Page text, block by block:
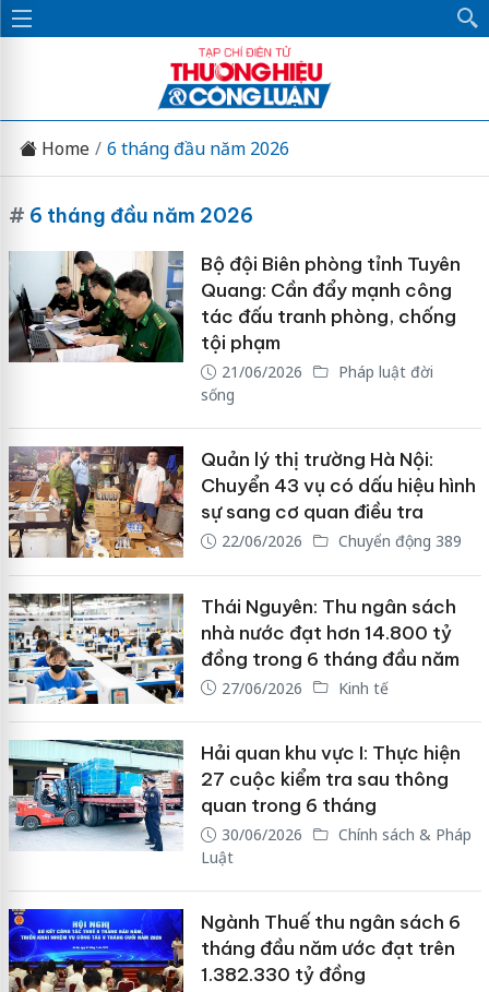
Home 6 tháng đầu năm 2026
# 6 tháng đầu năm 2026
Bộ đội Biên phòng tỉnh Tuyên
Quang: Cần đẩy mạnh công
tác đấu tranh phòng, chống
tội phạm
21/06/2026
Pháp luật đời
sống
Quản lý thị trường Hà Nội:
Chuyển 43 vụ có dấu hiệu hình
sự sang cơ quan điều tra
22/06/2026 Chuyển động 389
Thái Nguyên: Thu ngân sách
nhà nước đạt hơn 14.800 tỷ
đồng trong 6 tháng đầu năm
27/06/2026 Kinh tế
Hải quan khu vực I: Thực hiện
27 cuộc kiểm tra sau thông
quan trong 6 tháng
30/06/2026
Chính sách & Pháp
Luật
Ngành Thuế thu ngân sách 6
tháng đầu năm ước đạt trên
1.382.330 tỷ đồng